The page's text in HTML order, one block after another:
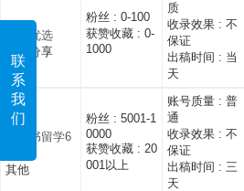
联
系
我
们
品牌优选
好物分享
粉丝 : 0-100
获赞收藏 : 0-
1000
质
收录效果 : 不
保证
出稿时间 : 当
天
小红书留学6
其他
粉丝 : 5001-1
0000
获赞收藏 : 20
001以上
账号质量 : 普
通
收录效果 : 不
保证
出稿时间 : 三
天